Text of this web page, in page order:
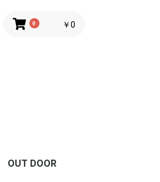
0 ￥0
セット
ストック
ハンドガード/レイル
グリップ
OUT DOOR